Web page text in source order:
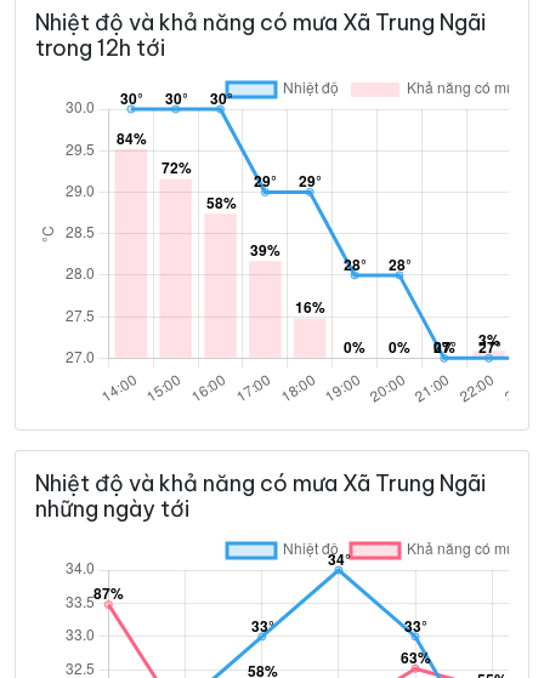
Nhiệt độ và khả năng có mưa Xã Trung Ngãi
trong 12h tới
Nhiệt độ và khả năng có mưa Xã Trung Ngãi
những ngày tới